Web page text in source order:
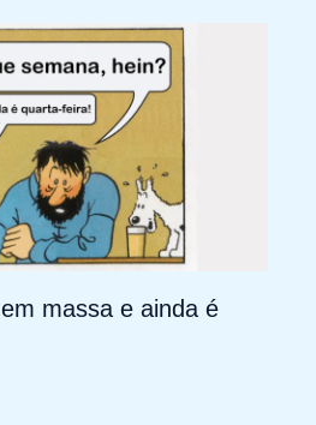
massa e ainda é